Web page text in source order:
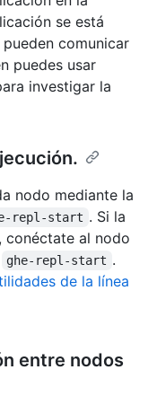
se está
comunicar
puedes usar
investigar la
nodo mediante la
repl-start . Si la
conéctate al nodo
ghe-repl-start .
de la línea
entre nodos